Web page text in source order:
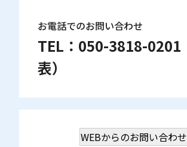
お電話でのお問い合わせ
TEL： 050-3818-0201
表）
WEBからのお問い合わせ